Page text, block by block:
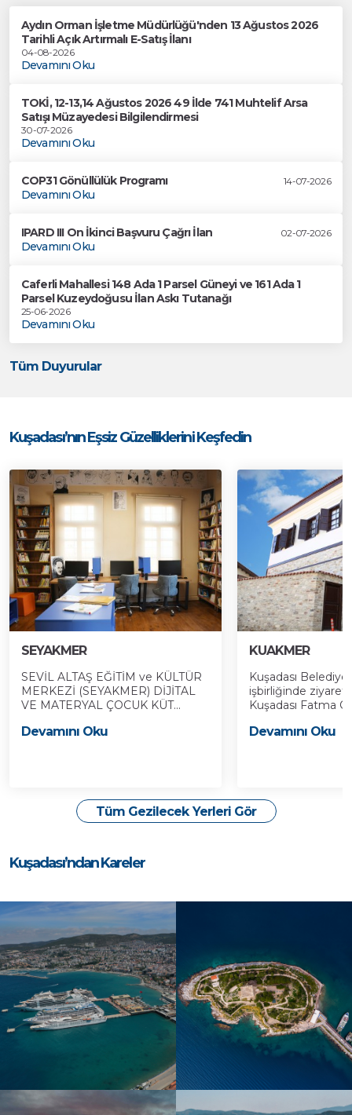
Aydın Orman İşletme Müdürlüğü'nden 13 Ağustos 2026
Tarihli Açık Artırmalı E-Satış İlanı
04-08-2026
Devamını Oku
TOKİ, 12-13,14 Ağustos 2026 49 İlde 741 Muhtelif Arsa
Satışı Müzayedesi Bilgilendirmesi
30-07-2026
Devamını Oku
COP31 Gönüllülük Programı 14-07-2026
Devamını Oku
IPARD III On İkinci Başvuru Çağrı İlan 02-07-2026
Devamını Oku
Caferli Mahallesi 148 Ada 1 Parsel Güneyi ve 161 Ada 1
Parsel Kuzeydoğusu İlan Askı Tutanağı
25-06-2026
Devamını Oku
Tüm Duyurular
Kuşadası’nın Eşsiz Güzelliklerini Keşfedin
SEYAKMER
SEVİL ALTAŞ EĞİTİM ve KÜLTÜR
MERKEZİ (SEYAKMER) DİJİTAL
VE MATERYAL ÇOCUK KÜT...
Devamını Oku
KUAKMER
Kuşadası
işbirliğinde
Kuşadası Fatma
Devamını Oku
Tüm Gezilecek Yerleri Gör
Kuşadası’ndan Kareler